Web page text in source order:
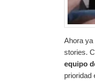
Ahora
stories.
equipo
prioridad